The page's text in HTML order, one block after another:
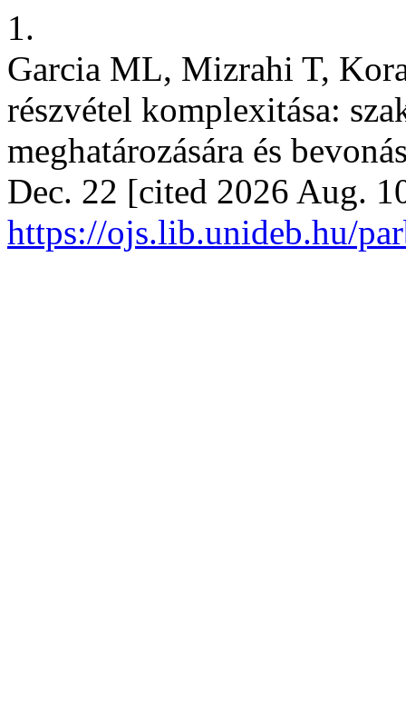
1.
Garcia ML, Mizrahi T,
részvétel komplexitása:
meghatározására és
Dec. 22 [cited 2026 Aug.
https://ojs.lib.unideb.hu/